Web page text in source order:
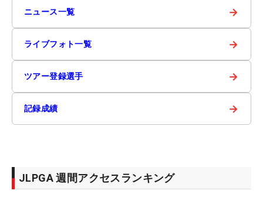
ニュース一覧 →
ライブフォト一覧 →
ツアー登録選手 →
記録成績 →
JLPGA 週間アクセスランキング